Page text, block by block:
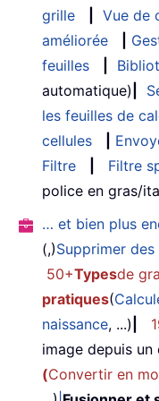
grille
Vue de
améliorée
feuilles
automatique)
les feuilles de
cellules
Filtre
Filtre
police en gras/
… et bien plus
(,)Supprimer
50+Typesde
pratiques(
naissance, ...)
image depuis un
(Convertir en